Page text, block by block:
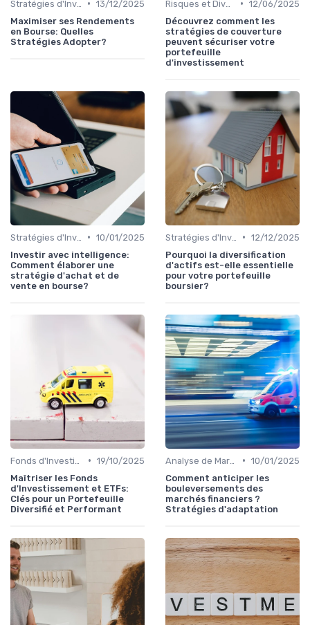
• 13/12/2025
Maximiser ses Rendements
en Bourse: Quelles
Stratégies Adopter?
• 12/06/2025
Découvrez comment les
stratégies de couverture
peuvent sécuriser votre
portefeuille
d'investissement
• 10/01/2025
Investir avec intelligence:
Comment élaborer une
stratégie d'achat et de
vente en bourse?
• 12/12/2025
Pourquoi la diversification
d'actifs est-elle essentielle
pour votre portefeuille
boursier?
• 19/10/2025
Maîtriser les Fonds
d'Investissement et ETFs:
Clés pour un Portefeuille
Diversifié et Performant
• 10/01/2025
Comment anticiper les
bouleversements des
marchés financiers ?
Stratégies d'adaptation